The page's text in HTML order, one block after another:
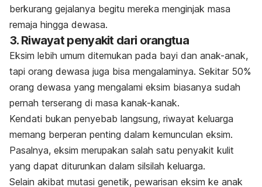
berkurang gejalanya begitu mereka menginjak masa
remaja hingga dewasa.
3. Riwayat penyakit dari orangtua
Eksim lebih umum ditemukan pada bayi dan anak-anak,
tapi orang dewasa juga bisa mengalaminya. Sekitar 50%
orang dewasa yang mengalami eksim biasanya sudah
pernah terserang di masa kanak-kanak.
Kendati bukan penyebab langsung, riwayat keluarga
memang berperan penting dalam kemunculan eksim.
Pasalnya, eksim merupakan salah satu penyakit kulit
yang dapat diturunkan dalam silsilah keluarga.
Selain akibat mutasi genetik, pewarisan eksim ke anak